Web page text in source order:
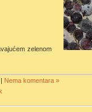
zelenom
| Nema komentara »